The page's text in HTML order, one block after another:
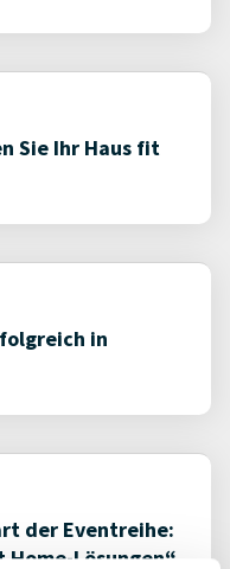
Sie Ihr Haus fit
in
der Eventreihe:
Home-Lösungen“